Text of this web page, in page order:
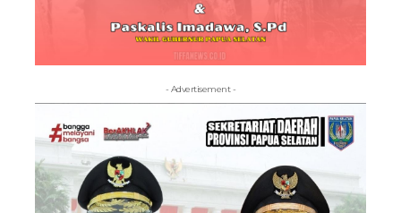
- Advertisement -